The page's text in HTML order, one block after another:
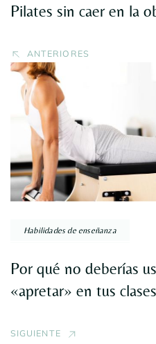
Pilates sin caer en la
ANTERIORES
Habilidades de enseñanza
Por qué no deberías
«apretar» en tus
SIGUIENTE